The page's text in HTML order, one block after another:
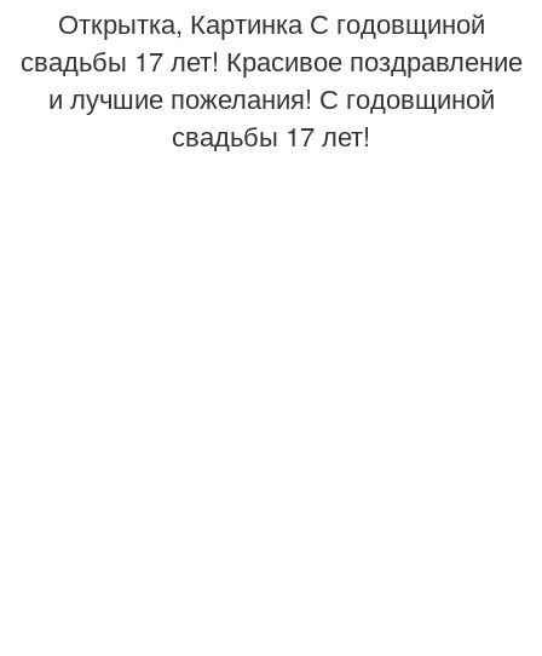
Открытка, Картинка С годовщиной
свадьбы 17 лет! Красивое поздравление
и лучшие пожелания! С годовщиной
свадьбы 17 лет!